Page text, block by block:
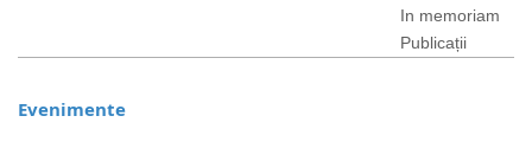
In memoriam
Publicații
Evenimente